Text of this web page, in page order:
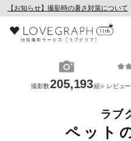
【お知らせ】撮影時の暑さ対策について
撮影数205,193組 ※ レビュ
ラブ
ペット